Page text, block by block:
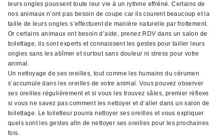
leurs ongles poussent toute leur vie à un rythme effréné. Certains de
nos animaux n’ont pas besoin de coupe car ils courent beaucoup et la
taille de leurs ongles s’effectuent de manière naturelle par frottement.
Or certains animaux ont besoin d’aide, prenez RDV dans un salon de
toilettage, ils sont experts et connaissent les gestes pour tailler leurs
ongles sans les abîmer et surtout sans douleur ni stress pour votre
animal.
Un nettoyage de ses oreilles, tout comme les humains du cérumen
s’accumule dans les oreilles de votre animal. Vous pouvez observer
ses oreilles régulièrement et si vous les trouvez sâles, premier réflexe
si vous ne savez pas comment les nettoyer et d’aller dans un salon de
toilettage. Le toiletteur pourra nettoyer ses oreilles et vous expliquer
quels sont les gestes afin de nettoyer ses oreilles pour les prochaines
fois.